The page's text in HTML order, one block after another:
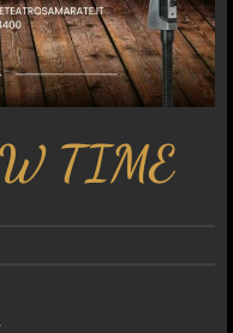
TIME